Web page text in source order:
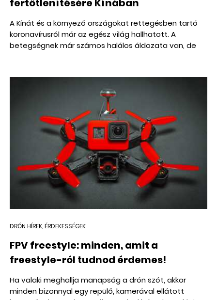
A Kínát és a környező országokat rettegésben tartó
koronavírusról már az egész világ hallhatott. A
betegségnek már számos halálos áldozata van, de
DRÓN HÍREK, ÉRDEKESSÉGEK
FPV freestyle: minden, amit a
freestyle-ról tudnod érdemes!
Ha valaki meghallja manapság a drón szót, akkor
minden bizonnyal egy repülő, kamerával ellátott